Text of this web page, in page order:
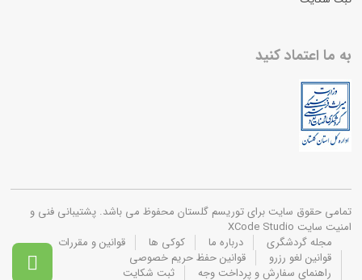

به ما اعتماد کنید
تمامی حقوق سایت برای توریسم گلستان محفوظ می باشد. پشتیبانی فنی و
امنیت سایت XCode Studio
مجله گردشگری
درباره ما کوکی ها
قوانین و مقررات
قوانین لغو رزرو
قوانین حفظ حریم خصوصی
راهنمای سفارش و پرداخت وجه
ثبت شکایت